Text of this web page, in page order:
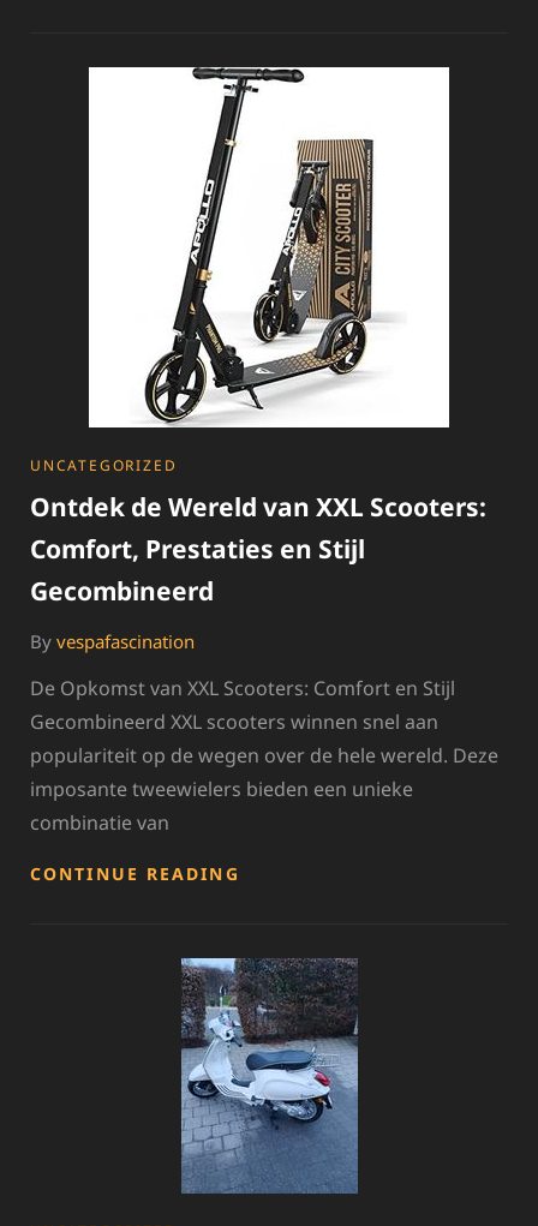
WETEN
OVER
EEN
SCOOTER
BLAUW
KENTEKEN
CATEGORIES
UNCATEGORIZED
Ontdek de Wereld van XXL Scooters:
Comfort, Prestaties en Stijl
Gecombineerd
By vespafascination
De Opkomst van XXL Scooters: Comfort en Stijl
Gecombineerd XXL scooters winnen snel aan
populariteit op de wegen over de hele wereld. Deze
imposante tweewielers bieden een unieke
combinatie van
CONTINUE READING
XXL
SCOOTERS:
COMFORT,
PRESTATIES
EN
STIJL
GECOMBINEERD